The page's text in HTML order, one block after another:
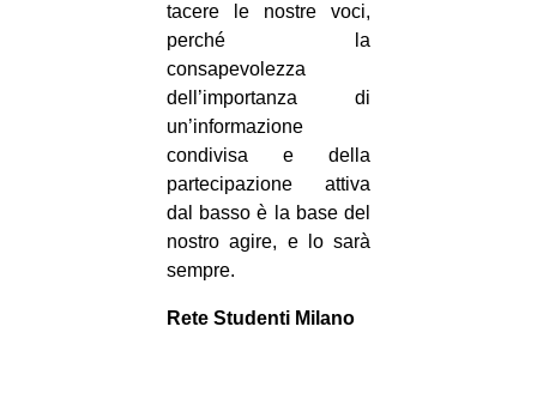
tacere le nostre voci,
perché la
consapevolezza
dell’importanza di
un’informazione
condivisa e della
partecipazione attiva
dal basso è la base del
nostro agire, e lo sarà
sempre.
Rete Studenti Milano